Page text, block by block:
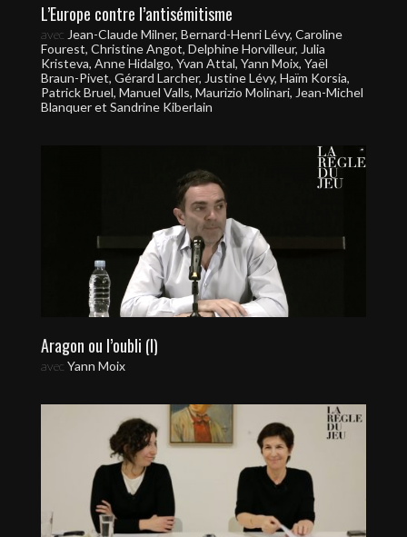
L’Europe contre l’antisémitisme
avec Jean-Claude Milner, Bernard-Henri Lévy, Caroline
Fourest, Christine Angot, Delphine Horvilleur, Julia
Kristeva, Anne Hidalgo, Yvan Attal, Yann Moix, Yaël
Braun-Pivet, Gérard Larcher, Justine Lévy, Haïm Korsia,
Patrick Bruel, Manuel Valls, Maurizio Molinari, Jean-Michel
Blanquer et Sandrine Kiberlain
Aragon ou l’oubli (I)
avec Yann Moix